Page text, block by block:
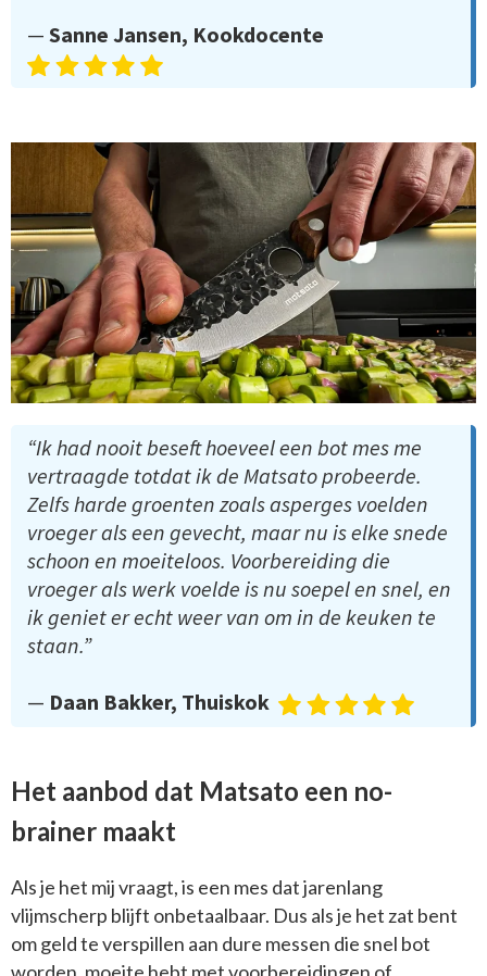
— Sanne Jansen, Kookdocente
“Ik had nooit beseft hoeveel een bot mes me
vertraagde totdat ik de Matsato probeerde.
Zelfs harde groenten zoals asperges voelden
vroeger als een gevecht, maar nu is elke snede
schoon en moeiteloos. Voorbereiding die
vroeger als werk voelde is nu soepel en snel, en
ik geniet er echt weer van om in de keuken te
staan.”
— Daan Bakker, Thuiskok
Het aanbod dat Matsato een no-
brainer maakt
Als je het mij vraagt, is een mes dat jarenlang
vlijmscherp blijft onbetaalbaar. Dus als je het zat bent
om geld te verspillen aan dure messen die snel bot